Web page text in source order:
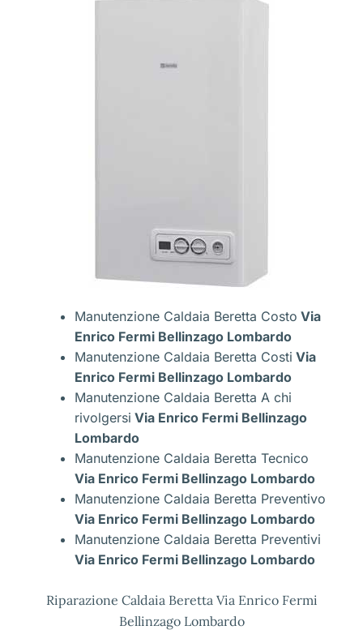
Manutenzione Caldaia Beretta Costo Via
Enrico Fermi Bellinzago Lombardo
Manutenzione Caldaia Beretta Costi Via
Enrico Fermi Bellinzago Lombardo
Manutenzione Caldaia Beretta A chi
rivolgersi Via Enrico Fermi Bellinzago
Lombardo
Manutenzione Caldaia Beretta Tecnico
Via Enrico Fermi Bellinzago Lombardo
Manutenzione Caldaia Beretta Preventivo
Via Enrico Fermi Bellinzago Lombardo
Manutenzione Caldaia Beretta Preventivi
Via Enrico Fermi Bellinzago Lombardo
Riparazione Caldaia Beretta Via Enrico Fermi
Bellinzago Lombardo